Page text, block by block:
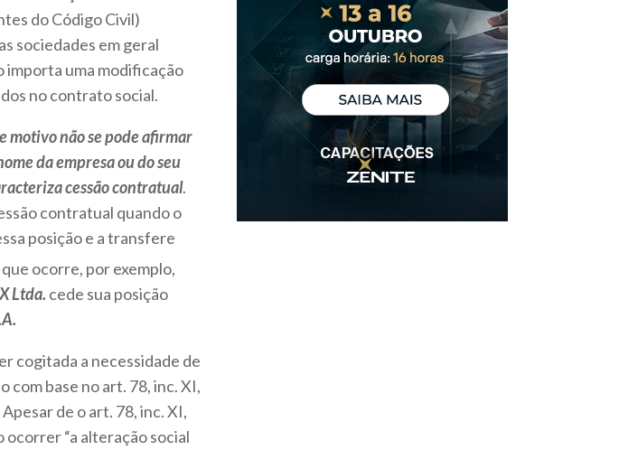
do Código Civil)
sociedades em geral
importa uma modificação
no contrato social.
motivo não se pode afirmar
da empresa ou do seu
cessão contratual.
contratual quando o
posição e a transfere
que ocorre, por exemplo,
Ltda. cede sua posição
cogitada a necessidade de
com base no art. 78, inc. XI,
de o art. 78, inc. XI,
ocorrer “a alteração social